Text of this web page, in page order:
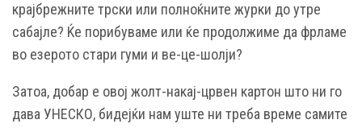
крајбрежните трски или полноќните журки до утре
сабајле? Ќе порибуваме или ќе продолжиме да фрламе
во езерото стари гуми и ве-це-шолји?
Затоа, добар е овој жолт-накај-црвен картон што ни го
дава УНЕСКО, бидејќи нам уште ни треба време самите